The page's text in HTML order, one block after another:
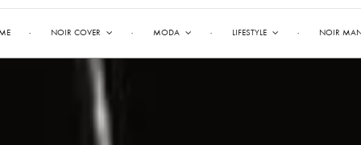
NOIR COVER MODA LIFESTYLE NOIR